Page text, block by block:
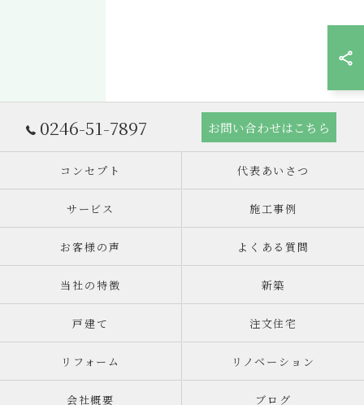
0246-51-7897 お問い合わせはこちら
コンセプト 代表あいさつ
サービス 施工事例
お客様の声 よくある質問
当社の特徴 新築
戸建て 注文住宅
リフォーム リノベーション
会社概要 ブログ